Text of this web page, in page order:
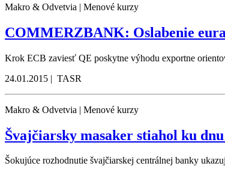
Makro & Odvetvia | Menové kurzy
COMMERZBANK: Oslabenie
Krok ECB zaviesť QE poskytne výhodu exportne
24.01.2015 | TASR
Makro & Odvetvia | Menové kurzy
Švajčiarsky masaker stiahol ku
Šokujúce rozhodnutie švajčiarskej centrálnej banky